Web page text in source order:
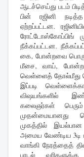
ஆடச்செய்து படம்
பின் ரஜினி
ஏற்றப்பட்டன.
ரோட்டோஸ்கோப்பிங்
நீக்கப்பட்டன.
கை, போன்றவை
மீசை, வாய்,
வெள்ளைத் தோல்மீது
இப்படி
விஷயங்களில்
கலைஞர்கள்
முதன்மையானது
முகத்தில் இயல்பான
அமைய வேண்டிய 3டி
வாங்கி நேரத்தைத்
பாடல்